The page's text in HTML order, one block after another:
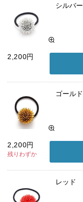
シルバー
2,200円
ゴールド
2,200円
残りわずか
レッド